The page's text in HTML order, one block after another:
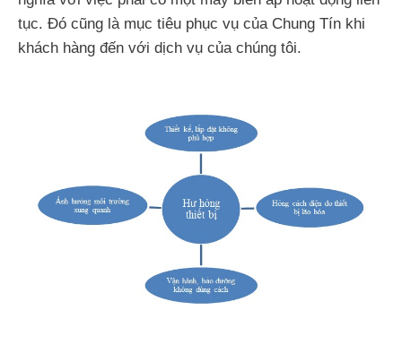
tục. Đó cũng là mục tiêu phục vụ của Chung Tín khi
khách hàng đến với dịch vụ của chúng tôi.